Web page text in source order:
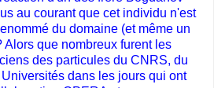
au courant que cet individu n'est
du domaine (et même un
Alors que nombreux furent les
des particules du CNRS, du
dans les jours qui ont